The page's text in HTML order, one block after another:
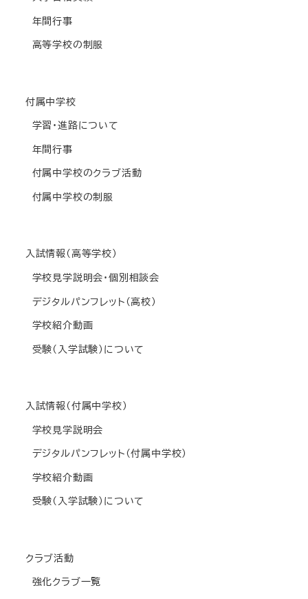
年間行事
高等学校の制服
付属中学校
学習・進路について
年間行事
付属中学校のクラブ活動
付属中学校の制服
入試情報(高等学校)
学校見学説明会・個別相談会
デジタルパンフレット(高校)
学校紹介動画
受験(入学試験)について
入試情報(付属中学校)
学校見学説明会
デジタルパンフレット(付属中学校)
学校紹介動画
受験(入学試験)について
クラブ活動
強化クラブ一覧